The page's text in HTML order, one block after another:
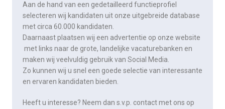
Aan de hand van een gedetailleerd functieprofiel
selecteren wij kandidaten uit onze uitgebreide database
met circa 60.000 kandidaten.
Daarnaast plaatsen wij een advertentie op onze website
met links naar de grote, landelijke vacaturebanken ​en
maken wij veelvuldig gebruik van Social Media.
Zo kunnen wij u snel een goede selectie van interessante
en ervaren kandidaten bieden.
Heeft u interesse? Neem dan s.v.p. contact met ons op